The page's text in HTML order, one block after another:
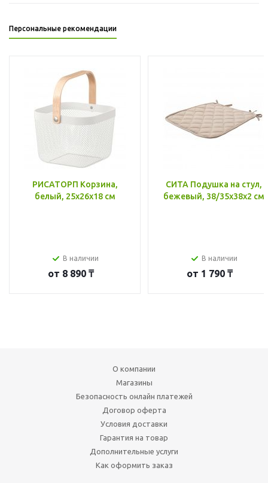
Персональные рекомендации
РИСАТОРП Корзина,
белый, 25x26x18 см
В наличии
от 8 890 ₸
СИТА Подушка на стул,
бежевый, 38/35x38x2 см
В наличии
от 1 790 ₸
О компании
Магазины
Безопасность онлайн платежей
Договор оферта
Условия доставки
Гарантия на товар
Дополнительные услуги
Как оформить заказ